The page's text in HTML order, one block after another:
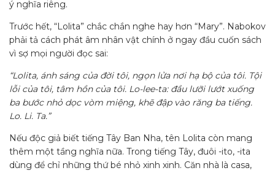
ý nghĩa riêng.
Trước hết, “Lolita” chắc chắn nghe hay hơn “Mary”. Nabokov
phải tả cách phát âm nhân vật chính ở ngay đầu cuốn sách
vì sợ mọi người đọc sai:
“Lolita, ánh sáng của đời tôi, ngọn lửa nơi hạ bộ của tôi. Tội
lỗi của tôi, tâm hồn của tôi. Lo-lee-ta: đầu lưỡi lướt xuống
ba bước nhỏ dọc vòm miệng, khẽ đập vào răng ba tiếng.
Lo. Li. Ta.”
Nếu độc giả biết tiếng Tây Ban Nha, tên Lolita còn mang
thêm một tầng nghĩa nữa. Trong tiếng Tây, đuôi -ito, -ita
dùng để chỉ những thứ bé nhỏ xinh xinh. Căn nhà là casa,